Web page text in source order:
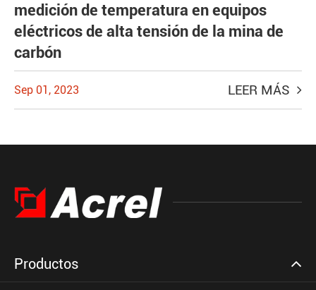
medición de temperatura en equipos
eléctricos de alta tensión de la mina de
carbón
Sep 01, 2023 LEER MÁS
Productos